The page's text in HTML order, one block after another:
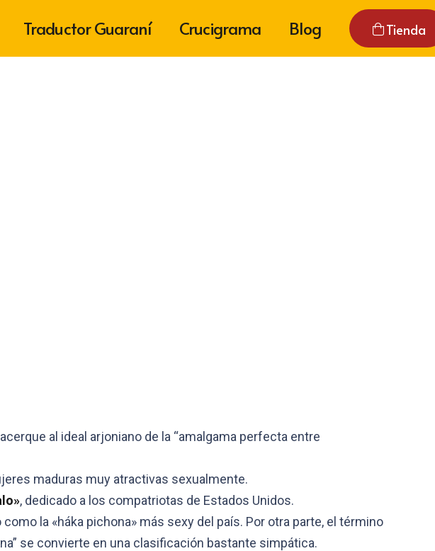
Traductor Guaraní Crucigrama Blog Tienda
al ideal arjoniano de la “amalgama perfecta entre
maduras muy atractivas sexualmente.
, dedicado a los compatriotas de Estados Unidos.
la «háka pichona» más sexy del país. Por otra parte, el término
se convierte en una clasificación bastante simpática.